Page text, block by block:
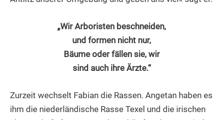
„Wir Arboristen beschneiden,
und formen nicht nur,
Bäume oder fällen sie, wir
sind auch ihre Ärzte.“
Zurzeit wechselt Fabian die Rassen. Angetan haben es
ihm die niederländische Rasse Texel und die irischen